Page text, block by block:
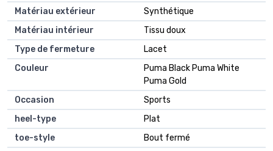
Matériau extérieur
Synthétique
Matériau intérieur
Tissu doux
Type de fermeture
Lacet
Couleur
Puma Black Puma White
Puma Gold
Occasion
Sports
heel-type
Plat
toe-style
Bout fermé